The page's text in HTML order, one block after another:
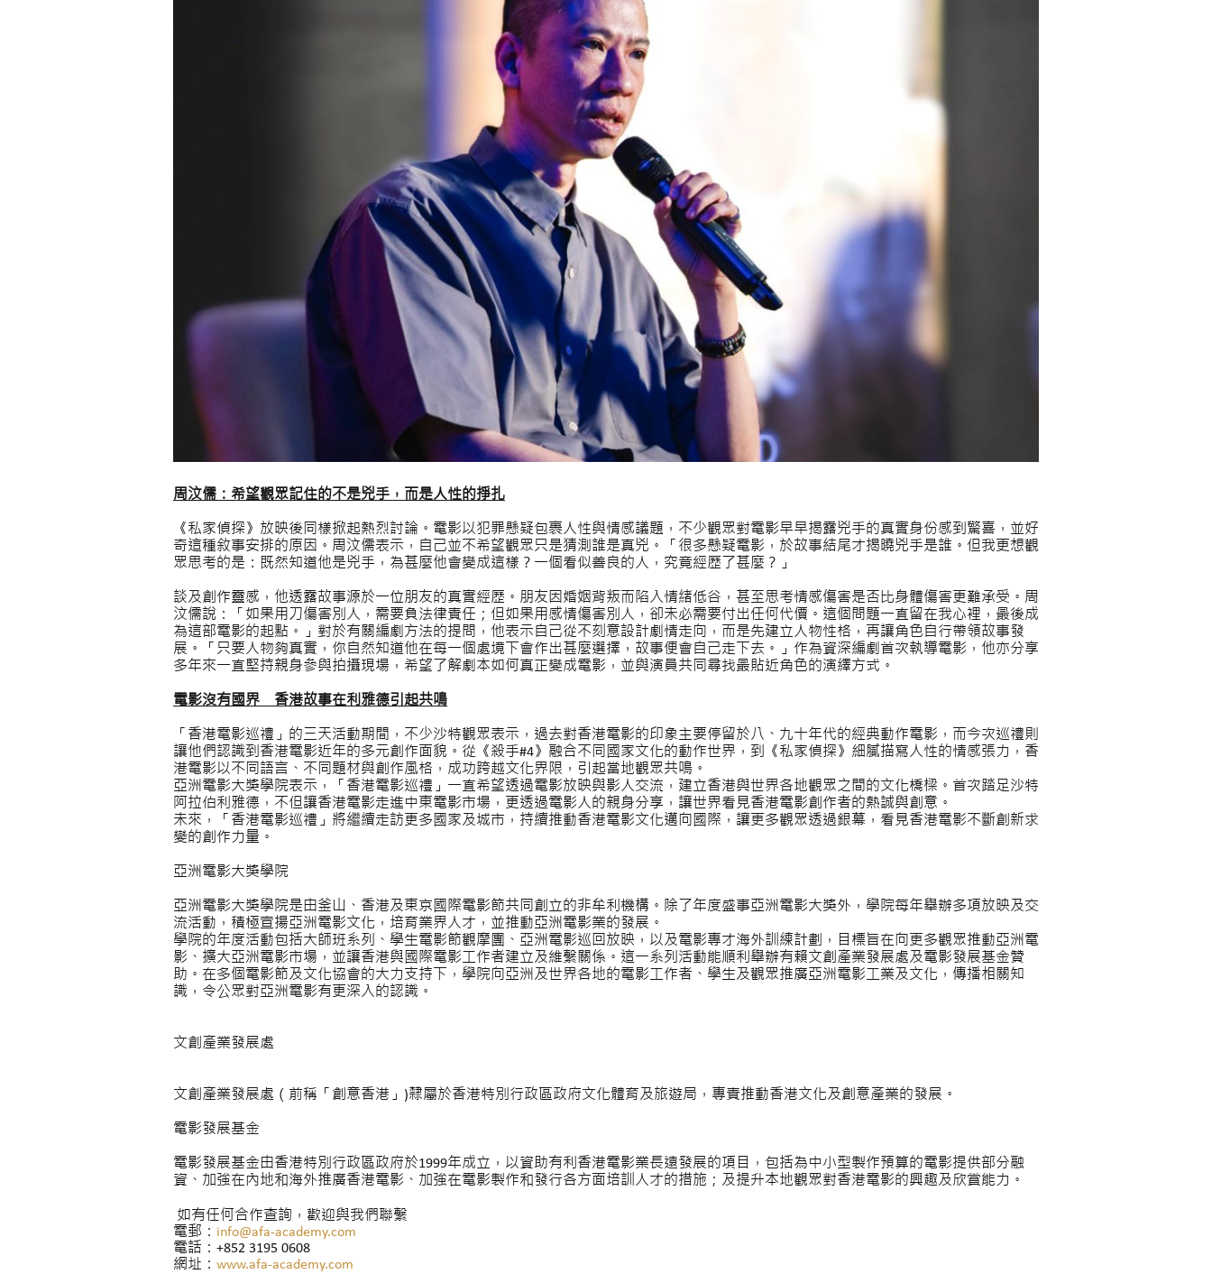
周汶儒：希望觀眾記住的不是兇手，而是人性的掙扎
《私家偵探》放映後同樣掀起熱烈討論。電影以犯罪懸疑包裹人性與情感議題，不少觀眾對電影早早揭露兇手的真實身份感到驚喜，並好
奇這種敘事安排的原因。周汶儒表示，自己並不希望觀眾只是猜測誰是真兇。「很多懸疑電影，於故事結尾才揭曉兇手是誰。但我更想觀
眾思考的是：既然知道他是兇手，為甚麼他會變成這樣？一個看似善良的人，究竟經歷了甚麼？」
談及創作靈感，他透露故事源於一位朋友的真實經歷。朋友因婚姻背叛而陷入情緒低谷，甚至思考情感傷害是否比身體傷害更難承受。周
汶儒說：「如果用刀傷害別人，需要負法律責任；但如果用感情傷害別人，卻未必需要付出任何代價。這個問題一直留在我心裡，最後成
為這部電影的起點。」對於有關編劇方法的提問，他表示自己從不刻意設計劇情走向，而是先建立人物性格，再讓角色自行帶領故事發
展。「只要人物夠真實，你自然知道他在每一個處境下會作出甚麼選擇，故事便會自己走下去。」作為資深編劇首次執導電影，他亦分享
多年來一直堅持親身參與拍攝現場，希望了解劇本如何真正變成電影，並與演員共同尋找最貼近角色的演繹方式。
電影沒有國界 香港故事在利雅德引起共鳴
「香港電影巡禮」的三天活動期間，不少沙特觀眾表示，過去對香港電影的印象主要停留於八、九十年代的經典動作電影，而今次巡禮則
讓他們認識到香港電影近年的多元創作面貌。從《殺手#4》融合不同國家文化的動作世界，到《私家偵探》細膩描寫人性的情感張力，香
港電影以不同語言、不同題材與創作風格，成功跨越文化界限，引起當地觀眾共鳴。
亞洲電影大獎學院表示，「香港電影巡禮」一直希望透過電影放映與影人交流，建立香港與世界各地觀眾之間的文化橋樑。首次踏足沙特
阿拉伯利雅德，不但讓香港電影走進中東電影市場，更透過電影人的親身分享，讓世界看見香港電影創作者的熱誠與創意。
未來，「香港電影巡禮」將繼續走訪更多國家及城市，持續推動香港電影文化邁向國際，讓更多觀眾透過銀幕，看見香港電影不斷創新求
變的創作力量。
亞洲電影大獎學院
亞洲電影大獎學院是由釜山、香港及東京國際電影節共同創立的非牟利機構。除了年度盛事亞洲電影大獎外，學院每年舉辦多項放映及交
流活動，積極宣揚亞洲電影文化，培育業界人才，並推動亞洲電影業的發展。
學院的年度活動包括大師班系列、學生電影節觀摩團、亞洲電影巡回放映，以及電影專才海外訓練計劃，目標旨在向更多觀眾推動亞洲電
影、擴大亞洲電影市場，並讓香港與國際電影工作者建立及維繫關係。這一系列活動能順利舉辦有賴文創產業發展處及電影發展基金贊
助。在多個電影節及文化協會的大力支持下，學院向亞洲及世界各地的電影工作者、學生及觀眾推廣亞洲電影工業及文化，傳播相關知
識，令公眾對亞洲電影有更深入的認識。
文創產業發展處
文創產業發展處（前稱「創意香港」)隸屬於香港特別行政區政府文化體育及旅遊局，專責推動香港文化及創意產業的發展。
電影發展基金
電影發展基金由香港特別行政區政府於1999年成立，以資助有利香港電影業長遠發展的項目，包括為中小型製作預算的電影提供部分融
資、加強在內地和海外推廣香港電影、加強在電影製作和發行各方面培訓人才的措施；及提升本地觀眾對香港電影的興趣及欣賞能力。
如有任何合作查詢，歡迎與我們聯繫
電郵： info@afa-academy.com
電話：+852 3195 0608
網址： www.afa-academy.com